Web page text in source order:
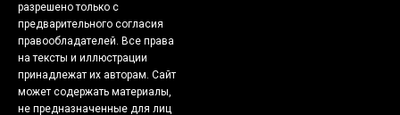
разрешено только с
предварительного согласия
правообладателей. Все права
на тексты и иллюстрации
принадлежат их авторам. Сайт
может содержать материалы,
не предназначенные для лиц